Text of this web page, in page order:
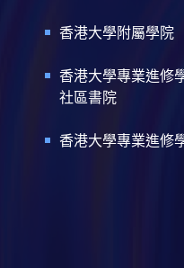
香港大學附屬學院
香港大學專業進修
社區書院
香港大學專業進修